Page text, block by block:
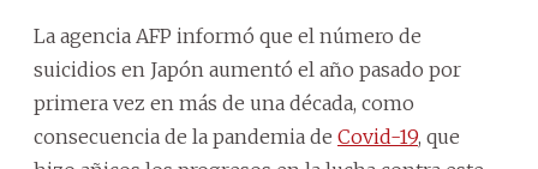
La agencia AFP informó que el número de
suicidios en Japón aumentó el año pasado por
primera vez en más de una década, como
consecuencia de la pandemia de Covid-19, que